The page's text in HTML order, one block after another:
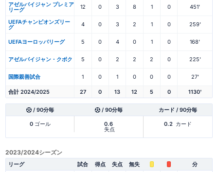
アゼルバイジャン プレミア
リーグ 12 0 3 8 1 0 451'
UEFAチャンピオンズリー
グ 4 0 3 2 1 0 259'
UEFAヨーロッパリーグ 5 0 4 0 1 0 168'
アゼルバイジャン・クボク 5 0 2 2 2 0 225'
国際親善試合 1 0 1 0 0 0 27'
合計 2024/2025 27 0 13 12 5 0 1130'
/ 90分毎 / 90分毎 カード / 90分毎
0ゴール 0.6
失点
0.2 カード
2023/2024シーズン
リーグ 試合 得点 失点 無失
分